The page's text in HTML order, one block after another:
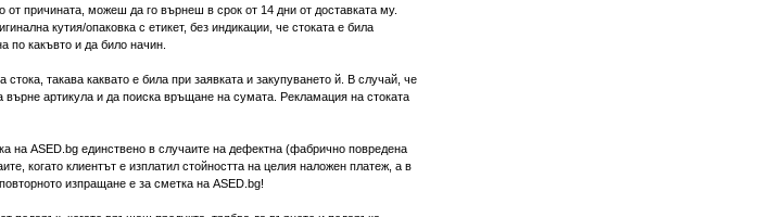
от причината, можеш да го върнеш в срок от 14 дни от доставката му.
кутия/опаковка с етикет, без индикации, че стоката е била
по какъвто и да било начин.
такава каквато е била при заявката и закупуването й. В случай, че
върне артикула и да поиска връщане на сумата. Рекламация на стоката
на ASED.bg единствено в случаите на дефектна (фабрично повредена
когато клиентът е изплатил стойността на целия наложен платеж, а в
изпращане е за сметка на ASED.bg!